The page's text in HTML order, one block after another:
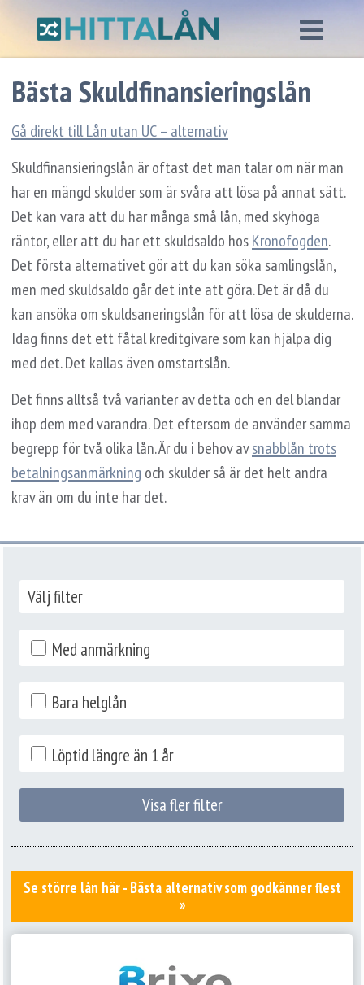
Bästa Skuldfinansieringslån
Gå direkt till Lån utan UC – alternativ
Skuldfinansieringslån är oftast det man talar om när man
har en mängd skulder som är svåra att lösa på annat sätt.
Det kan vara att du har många små lån, med skyhöga
räntor, eller att du har ett skuldsaldo hosKronofogden.
Det första alternativet gör att du kan söka samlingslån,
men med skuldsaldo går det inte att göra. Det är då du
kan ansöka om skuldsaneringslån för att lösa de skulderna.
Idag finns det ett fåtal kreditgivare som kan hjälpa dig
med det. Det kallas även omstartslån.
Det finns alltså två varianter av detta och en del blandar
ihop dem med varandra. Det eftersom de använder samma
begrepp för två olika lån. Är du i behov avsnabblån trots
betalningsanmärkning och skulder så är det helt andra
krav än om du inte har det.
Välj filter
Med anmärkning
Bara helglån
Löptid längre än 1 år
Visa fler filter
Se större lån här - Bästa alternativ som godkänner flest
»